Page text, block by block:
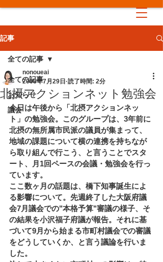
記事
全ての記事
お知らせ
議会
全ての記事
北摂アクションネット勉強会
nonoueai
2008年7月29日 読了時間: 2分
今日は午後から「北摂アクションネッ
ト」の勉強会。このグループは、3年前に
北摂の無所属市民派の議員が集まって、
地域の課題について横の連携を持ちなが
ら取り組んで行こう、と言うことでスタ
ート、月1回ペースの会議・勉強会を行っ
ています。
ここ数ヶ月の話題は、橋下知事誕生によ
る影響について。先週終了した大阪府議
会7月議会での"本格予算"審議の様子、そ
の結果を小沢福子府議が報告。それに基
づいて9月から始まる市町村議会での審議
をどうしていくか、と言う議論を行いま
した。